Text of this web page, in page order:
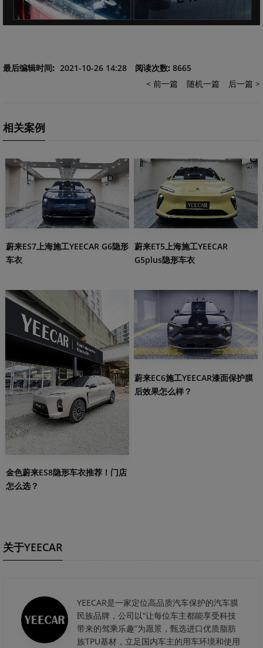
最后编辑时间: 2021-10-26 14:28 阅读次数:8665
< 前一篇
随机一篇 后一篇 >
相关案例
蔚来ES7上海施工YEECAR G6隐形
车衣
蔚来ET5上海施工YEECAR
G5plus隐形车衣
金色蔚来ES8隐形车衣推荐！门店
怎么选？
蔚来EC6施工YEECAR漆面保护膜
后效果怎么样？
关于YEECAR
YEECAR是一家定位高品质汽车保护的汽车膜
民族品牌，公司以“让每位车主都能享受科技
带来的驾乘乐趣”为愿景，甄选进口优质脂肪
族TPU基材，立足国内车主的用车环境和使用